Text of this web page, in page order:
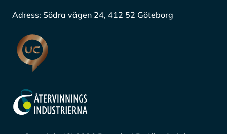
Adress: Södra vägen 24, 412 52 Göteborg